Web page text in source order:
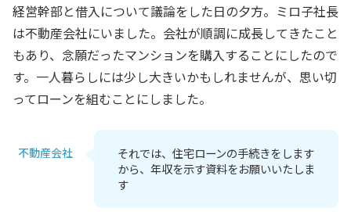
経営幹部と借入について議論をした日の夕方。ミロ子社長
は不動産会社にいました。会社が順調に成長してきたこと
もあり、念願だったマンションを購入することにしたので
す。一人暮らしには少し大きいかもしれませんが、思い切
ってローンを組むことにしました。
不動産会社
それでは、住宅ローンの手続きをします
から、年収を示す資料をお願いいたしま
す